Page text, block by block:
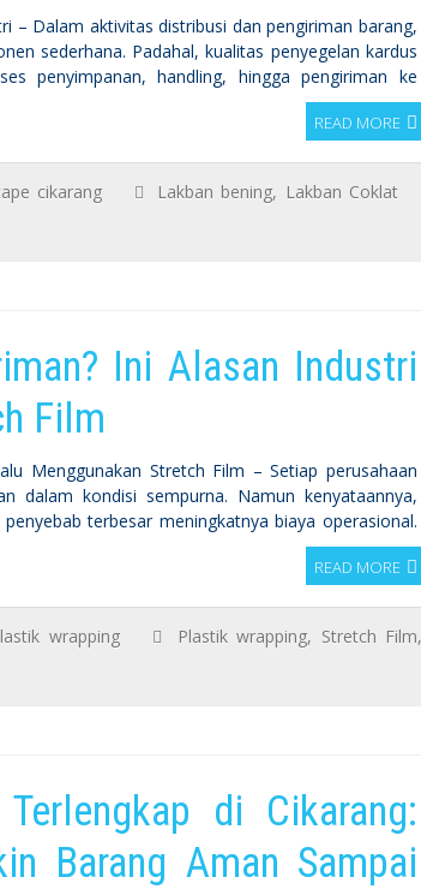
– Dalam aktivitas distribusi dan pengiriman barang,
sederhana. Padahal, kualitas penyegelan kardus
penyimpanan, handling, hingga pengiriman ke
READ MORE
cikarang Lakban bening, Lakban Coklat
Ini Alasan Industri
Film
Menggunakan Stretch Film – Setiap perusahaan
dalam kondisi sempurna. Namun kenyataannya,
terbesar meningkatnya biaya operasional.
READ MORE
wrapping Plastik wrapping, Stretch Film
di Cikarang:
Barang Aman Sampai